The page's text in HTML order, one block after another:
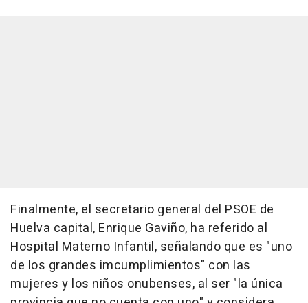
Finalmente, el secretario general del PSOE de
Huelva capital, Enrique Gaviño, ha referido al
Hospital Materno Infantil, señalando que es "uno
de los grandes imcumplimientos" con las
mujeres y los niños onubenses, al ser "la única